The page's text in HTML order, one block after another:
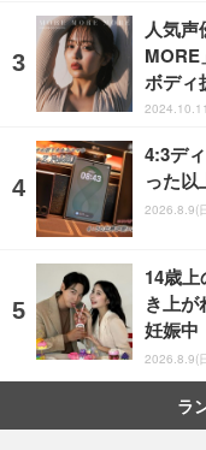
人気
MORE
ボディ
4:3デ
った以
2026.8.9(
14歳
き上
妊娠中
2026.8.9(
ラ